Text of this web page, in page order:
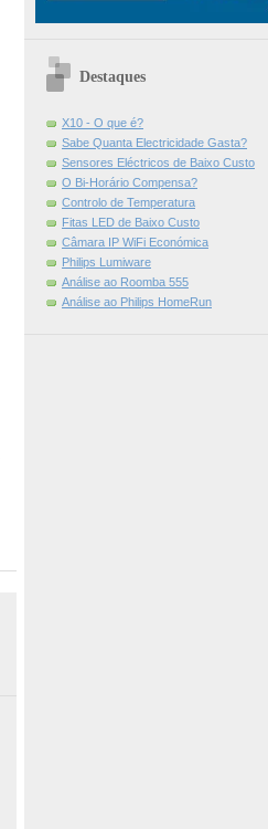
Destaques
X10 - O que é?
Sabe Quanta Electricidade Gasta?
Sensores Eléctricos de Baixo Custo
O Bi-Horário Compensa?
Controlo de Temperatura
Fitas LED de Baixo Custo
Câmara IP WiFi Económica
Philips Lumiware
Análise ao Roomba 555
Análise ao Philips HomeRun